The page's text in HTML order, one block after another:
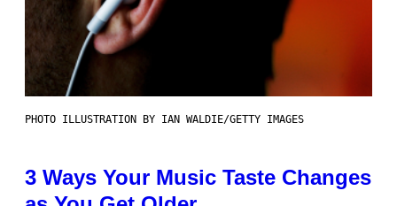
PHOTO ILLUSTRATION BY IAN WALDIE/GETTY IMAGES
3 Ways Your Music Taste Changes